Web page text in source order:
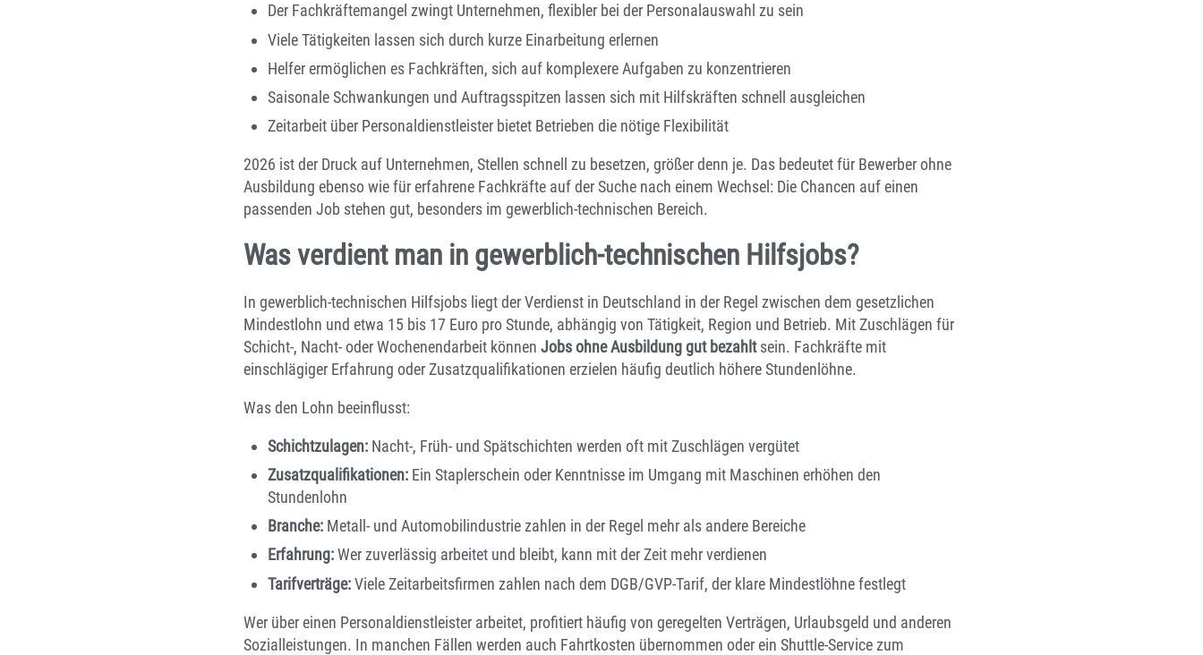
Der Fachkräftemangel zwingt Unternehmen, flexibler bei der Personalauswahl zu sein
Viele Tätigkeiten lassen sich durch kurze Einarbeitung erlernen
Helfer ermöglichen es Fachkräften, sich auf komplexere Aufgaben zu konzentrieren
Saisonale Schwankungen und Auftragsspitzen lassen sich mit Hilfskräften schnell ausgleichen
Zeitarbeit über Personaldienstleister bietet Betrieben die nötige Flexibilität
2026 ist der Druck auf Unternehmen, Stellen schnell zu besetzen, größer denn je. Das bedeutet für Bewerber ohne
Ausbildung ebenso wie für erfahrene Fachkräfte auf der Suche nach einem Wechsel: Die Chancen auf einen
passenden Job stehen gut, besonders im gewerblich-technischen Bereich.
Was verdient man in gewerblich-technischen Hilfsjobs?
In gewerblich-technischen Hilfsjobs liegt der Verdienst in Deutschland in der Regel zwischen dem gesetzlichen
Mindestlohn und etwa 15 bis 17 Euro pro Stunde, abhängig von Tätigkeit, Region und Betrieb. Mit Zuschlägen für
Schicht-, Nacht- oder Wochenendarbeit können Jobs ohne Ausbildung gut bezahltsein. Fachkräfte mit
einschlägiger Erfahrung oder Zusatzqualifikationen erzielen häufig deutlich höhere Stundenlöhne.
Was den Lohn beeinflusst:
Schichtzulagen: Nacht-, Früh- und Spätschichten werden oft mit Zuschlägen vergütet
Zusatzqualifikationen: Ein Staplerschein oder Kenntnisse im Umgang mit Maschinen erhöhen den
Stundenlohn
Branche: Metall- und Automobilindustrie zahlen in der Regel mehr als andere Bereiche
Erfahrung:Wer zuverlässig arbeitet und bleibt, kann mit der Zeit mehr verdienen
Tarifverträge:Viele Zeitarbeitsfirmen zahlen nach dem DGB/GVP-Tarif, der klare Mindestlöhne festlegt
Wer über einen Personaldienstleister arbeitet, profitiert häufig von geregelten Verträgen, Urlaubsgeld und anderen
Sozialleistungen. In manchen Fällen werden auch Fahrtkosten übernommen oder ein Shuttle-Service zum